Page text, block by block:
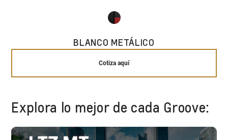
BLANCO METÁLICO
Cotiza aquí
Explora lo mejor de cada Groove: